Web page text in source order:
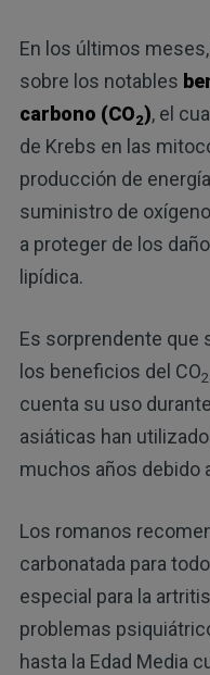
En los últimos
sobre los notables
carbono (CO2), el
de Krebs en las
producción de
suministro de
a proteger de los
lipídica.
Es sorprendente que
los beneficios del CO2
cuenta su uso
asiáticas han
muchos años debido
Los romanos
carbonatada para
especial para la
problemas
hasta la Edad Media